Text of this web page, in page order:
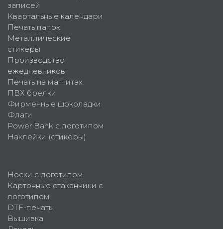
записей
Квартальные календари
Печать папок
Металлические
стикеры
Производство
ежедневников
Печать на магнитах
ПВХ брелки
Фирменные шоколадки
Флаги
Power Bank с логотипом
Наклейки (стикеры)
Носки с логотипом
Картонные стаканчики с
логотипом
DTF-печать
Вышивка